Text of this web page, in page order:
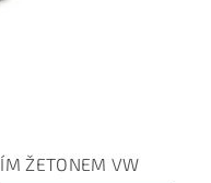
ŽETONEM VW